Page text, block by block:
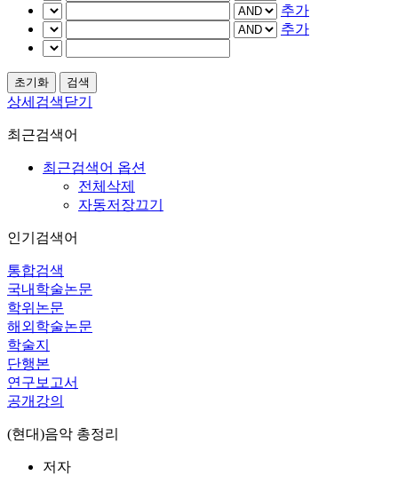
추가
추가
상세검색닫기
최근검색어
최근검색어 옵션
전체삭제
자동저장끄기
인기검색어
통합검색
국내학술논문
학위논문
해외학술논문
학술지
단행본
연구보고서
공개강의
(현대)음악 총정리
저자